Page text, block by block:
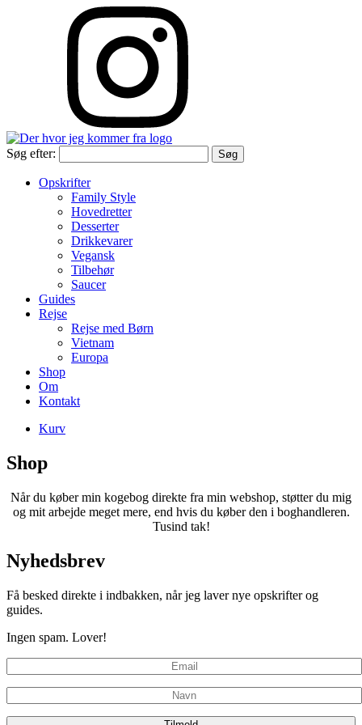
Søg efter:
Opskrifter
Family Style
Hovedretter
Desserter
Drikkevarer
Vegansk
Tilbehør
Saucer
Guides
Rejse
Rejse med Børn
Vietnam
Europa
Shop
Om
Kontakt
Kurv
Shop
Når du køber min kogebog direkte fra min webshop, støtter du mig
og mit arbejde meget mere, end hvis du køber den i boghandleren.
Tusind tak!
Nyhedsbrev
Få besked direkte i indbakken, når jeg laver nye opskrifter og
guides.
Ingen spam. Lover!